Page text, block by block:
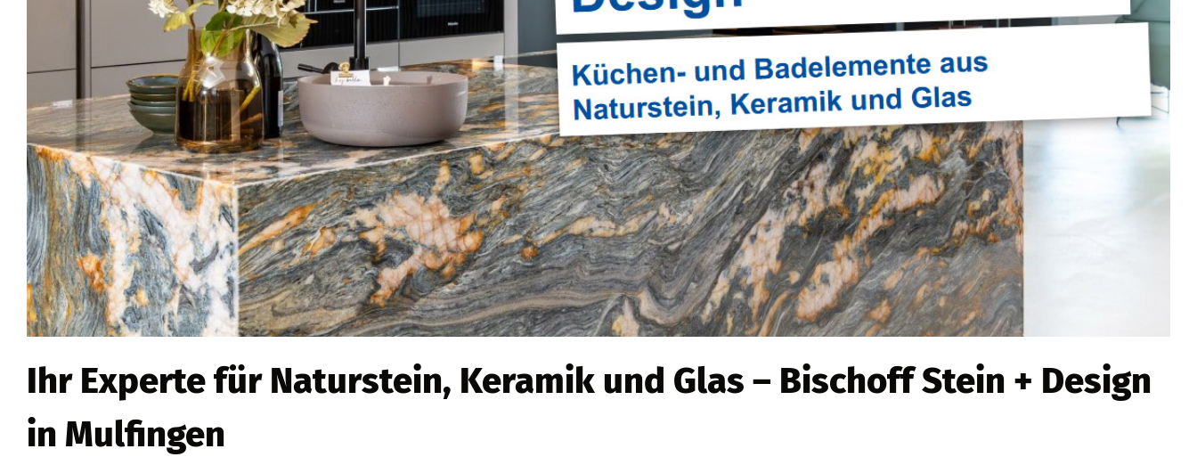
Ihr Experte für Naturstein, Keramik und Glas – Bischoff Stein + Design
in Mulfingen